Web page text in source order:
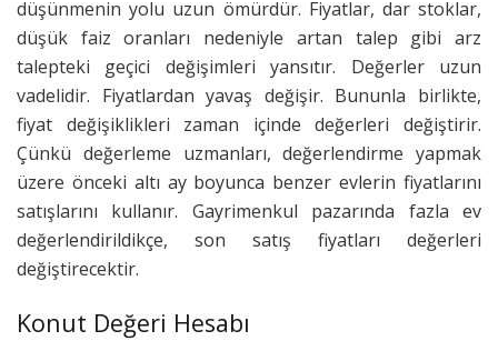
düşünmenin yolu uzun ömürdür. Fiyatlar, dar stoklar,
düşük faiz oranları nedeniyle artan talep gibi arz
talepteki geçici değişimleri yansıtır. Değerler uzun
vadelidir. Fiyatlardan yavaş değişir. Bununla birlikte,
fiyat değişiklikleri zaman içinde değerleri değiştirir.
Çünkü değerleme uzmanları, değerlendirme yapmak
üzere önceki altı ay boyunca benzer evlerin fiyatlarını
satışlarını kullanır. Gayrimenkul pazarında fazla ev
değerlendirildikçe, son satış fiyatları değerleri
değiştirecektir.
Konut Değeri Hesabı